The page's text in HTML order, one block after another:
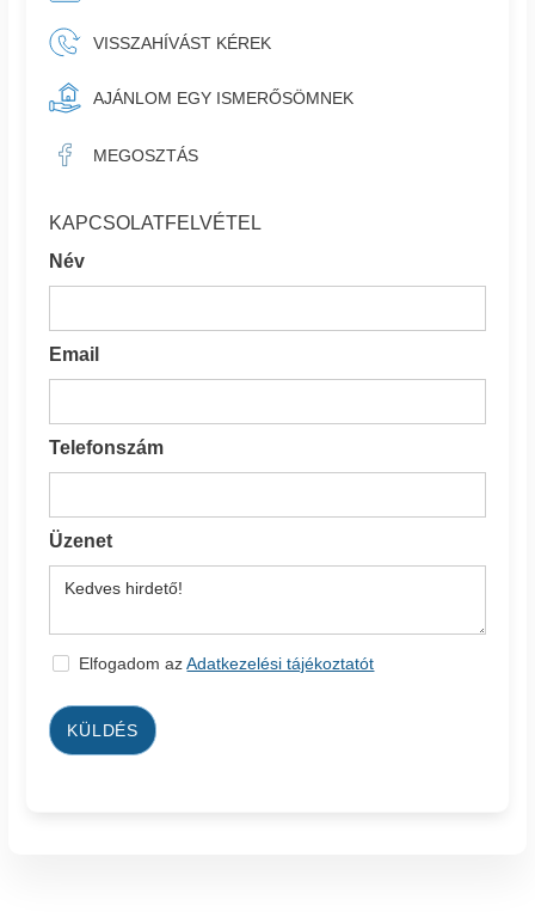
VISSZAHÍVÁST KÉREK
AJÁNLOM EGY ISMERŐSÖMNEK
MEGOSZTÁS
KAPCSOLATFELVÉTEL
Név
Email
Telefonszám
Üzenet
Elfogadom azAdatkezelési tájékoztatót
KÜLDÉS